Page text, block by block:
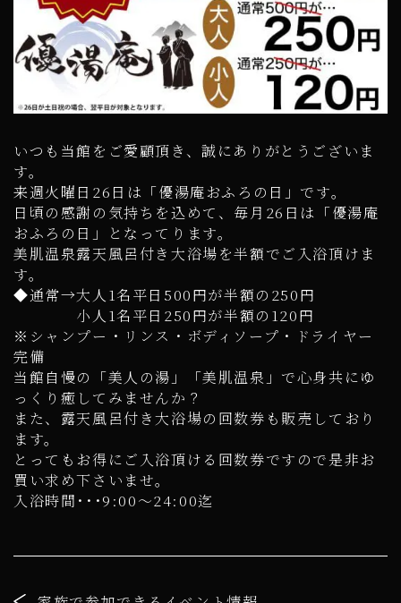
いつも当館をご愛顧頂き、誠にありがとうございま
す。
来週火曜日26日は「優湯庵おふろの日」です。
日頃の感謝の気持ちを込めて、毎月26日は「優湯庵
おふろの日」となってります。
美肌温泉露天風呂付き大浴場を半額でご入浴頂けま
す。
◆通常→大人1名平日500円が半額の250円
小人1名平日250円が半額の120円
※シャンプー・リンス・ボディソープ・ドライヤー
完備
当館自慢の「美人の湯」「美肌温泉」で心身共にゆ
っくり癒してみませんか？
また、露天風呂付き大浴場の回数券も販売しており
ます。
とってもお得にご入浴頂ける回数券ですので是非お
買い求め下さいませ。
入浴時間･･･9:00～24:00迄